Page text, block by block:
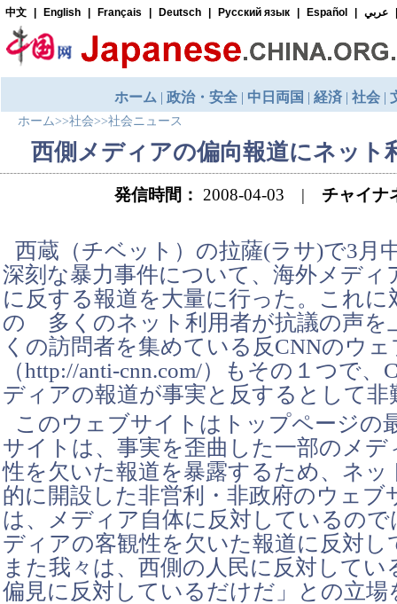
ホーム>>社会>>社会ニュース
西側メディアの偏向報道にネット
発信時間： 2008-04-03 | チャイナ
西蔵（チベット）の拉薩(ラサ)で3月
深刻な暴力事件について、海外メディ
に反する報道を大量に行った。これに
の 多くのネット利用者が抗議の声を
くの訪問者を集めている反CNNのウ
（http://anti-cnn.com/）もその１つで
ディアの報道が事実と反するとして非
このウェブサイトはトップページの
サイトは、事実を歪曲した一部のメデ
性を欠いた報道を暴露するため、ネッ
的に開設した非営利・非政府のウェブ
は、メディア自体に反対しているの
ディアの客観性を欠いた報道に反対し
また我々は、西側の人民に反対して
偏見に反対しているだけだ」との立場